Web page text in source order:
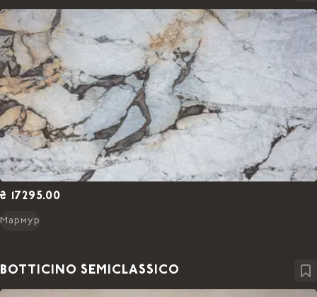
₴ 17295.00
Мармур
BOTTICINO SEMICLASSICO